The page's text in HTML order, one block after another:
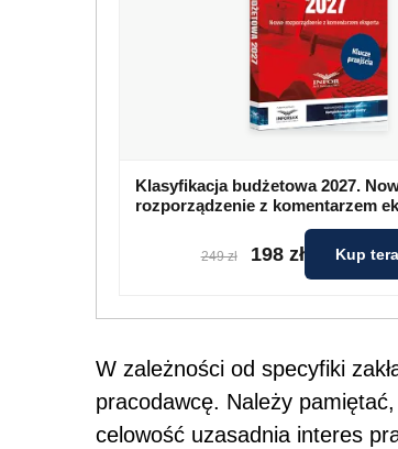
Klasyfikacja budżetowa 2027.
rozporządzenie z komentarzem
249 zł 198 zł Kup
W zależności od specyfiki
pracodawcę. Należy
celowość uzasadnia interes